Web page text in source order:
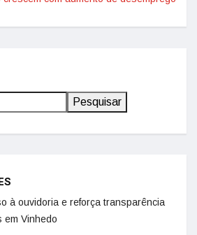
Pesquisar
à ouvidoria e reforça transparência
em Vinhedo